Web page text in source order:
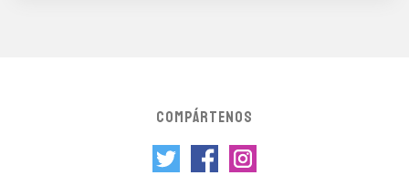
COMPÁRTENOS